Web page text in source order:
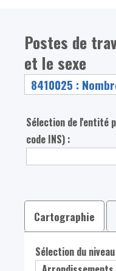
Postes de
et le sexe
Sélection de l'entité
code INS) :
Cartographie
Sélection du